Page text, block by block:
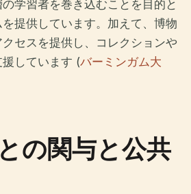
学習者を巻き込むことを目的と
提供しています。加えて、博物
セスを提供し、コレクションや
援しています (バーミンガム大
の関与と公共